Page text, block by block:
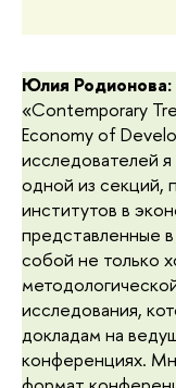
Юлия Родионова:
«Contemporary
Economy of
исследователей я
одной из секций,
институтов в
представленные
собой не только
исследования,
докладам на
конференциях.